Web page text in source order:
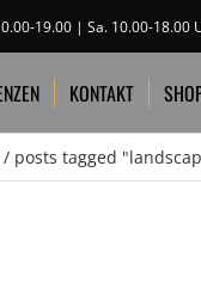
19.00 | Sa. 10.00-18.00
KONTAKT
SHOP
/ posts tagged